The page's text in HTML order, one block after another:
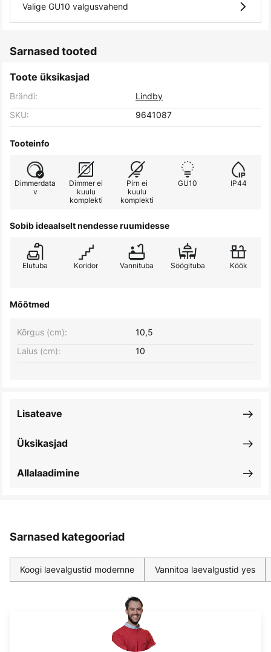
Valige GU10 valgusvahend
Sarnased tooted
Toote üksikasjad
Brändi:
Lindby
SKU:
9641087
Tooteinfo
Dimmerdata
v
Dimmer ei
kuulu
komplekti
Pirn ei
kuulu
komplekti
GU10 IP44
Sobib ideaalselt nendesse ruumidesse
Elutuba Koridor Vannituba Söögituba Köök
Mõõtmed
Laius (cm): 10
Kõrgus (cm): 10,5
Üksikasjad
Lisateave
Allalaadimine
Sarnased kategooriad
Koogi laevalgustid modernne Vannitoa laevalgustid yes